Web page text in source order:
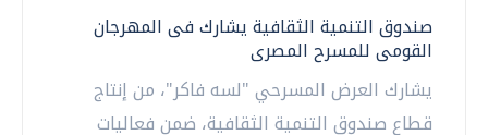
صندوق التنمية الثقافية يشارك فى المهرجان
القومى للمسرح المصرى
يشارك العرض المسرحي "لسه فاكر"، من إنتاج
قطاع صندوق التنمية الثقافية، ضمن فعاليات